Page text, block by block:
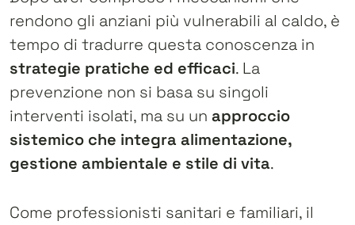
rendono gli anziani più vulnerabili al caldo, è
tempo di tradurre questa conoscenza in
strategie pratiche ed efficaci. La
prevenzione non si basa su singoli
interventi isolati, ma su un approccio
sistemico che integra alimentazione,
gestione ambientale e stile di vita.
Come professionisti sanitari e familiari, il